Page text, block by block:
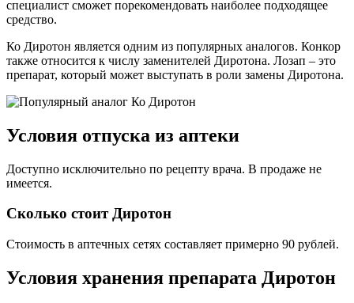
специалист сможет порекомендовать наиболее подходящее
средство.
Ко Диротон является одним из популярных аналогов. Конкор
также относится к числу заменителей Диротона. Лозап – это
препарат, который может выступать в роли замены Диротона.
Условия отпуска из аптеки
Доступно исключительно по рецепту врача. В продаже не
имеется.
Сколько стоит Диротон
Стоимость в аптечных сетях составляет примерно 90 рублей.
Условия хранения препарата Диротон